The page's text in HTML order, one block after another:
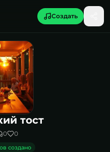
Создать
тост
0 0
создано